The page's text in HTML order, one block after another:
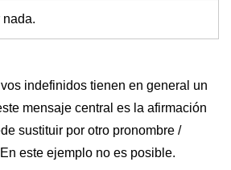
nada.
indefinidos tienen en general un
mensaje central es la afirmación
sustituir por otro pronombre /
este ejemplo no es posible.